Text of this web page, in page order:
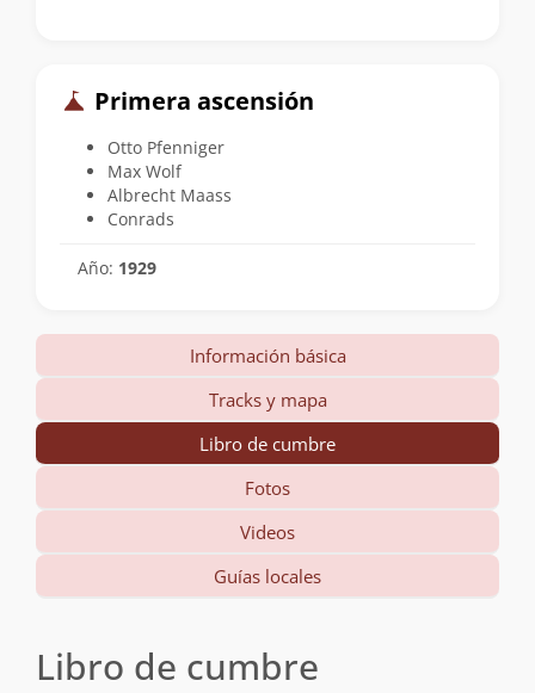
Primera ascensión
Otto Pfenniger
Max Wolf
Albrecht Maass
Conrads
Año: 1929
Información básica
Tracks y mapa
Libro de cumbre
Fotos
Videos
Guías locales
Libro de cumbre